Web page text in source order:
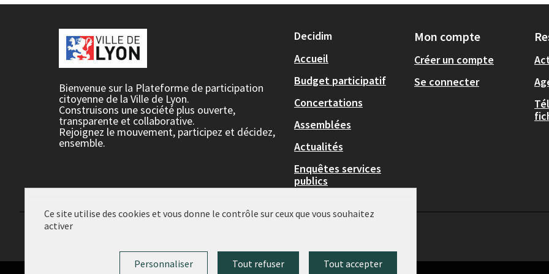
Bienvenue sur la Plateforme de participation
citoyenne de la Ville de Lyon.
Construisons une société plus ouverte,
transparente et collaborative.
Rejoignez le mouvement, participez et décidez,
ensemble.
Decidim
Accueil
Budget participatif
Concertations
Assemblées
Actualités
Enquêtes services
publics
Mon compte
Créer un compte
Se connecter
Ce site utilise des cookies et vous donne le contrôle sur ceux que vous souhaitez
activer
Tout accepter
Tout refuser
Personnaliser